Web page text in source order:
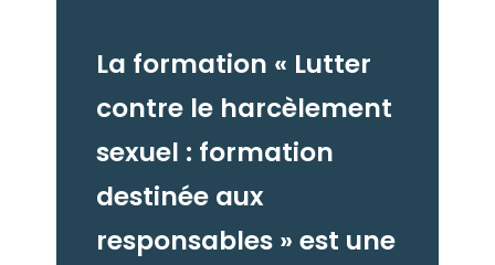
La formation « Lutter
contre le harcèlement
sexuel : formation
destinée aux
responsables » est une